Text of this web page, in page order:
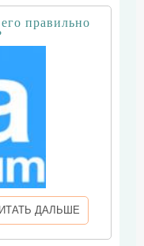
правильно
ДАЛЬШЕ